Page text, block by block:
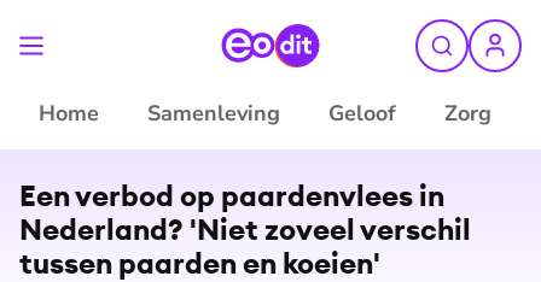
Home Samenleving Geloof Zorg
©
Een verbod op paardenvlees in
Nederland? 'Niet zoveel verschil
tussen paarden en koeien'